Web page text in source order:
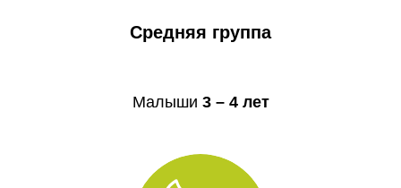
Средняя группа
Малыши 3 – 4 лет